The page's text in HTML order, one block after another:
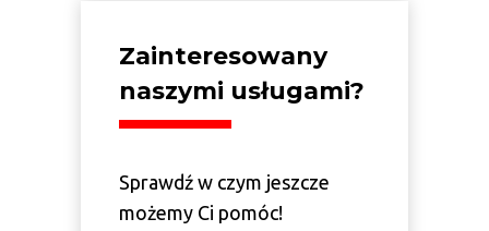
Zainteresowany
naszymi usługami?
Sprawdź w czym jeszcze
możemy Ci pomóc!